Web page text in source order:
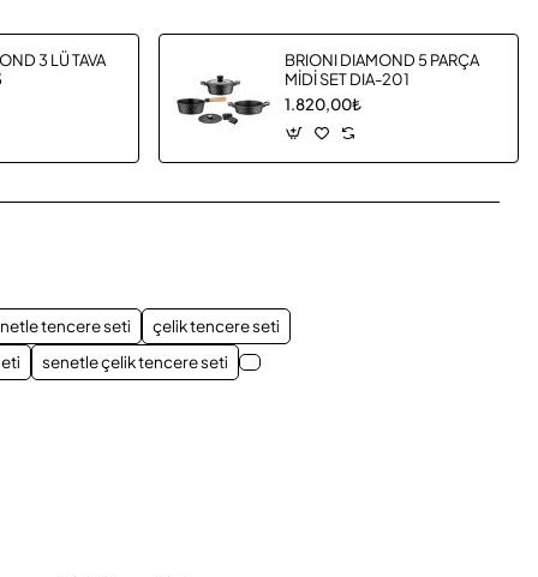
3 LÜ TAVA
BRIONI DIAMOND 5 PARÇA
MİDİ SET DIA-201
1.820,00₺
tencere seti
çelik tencere seti
senetle çelik tencere seti